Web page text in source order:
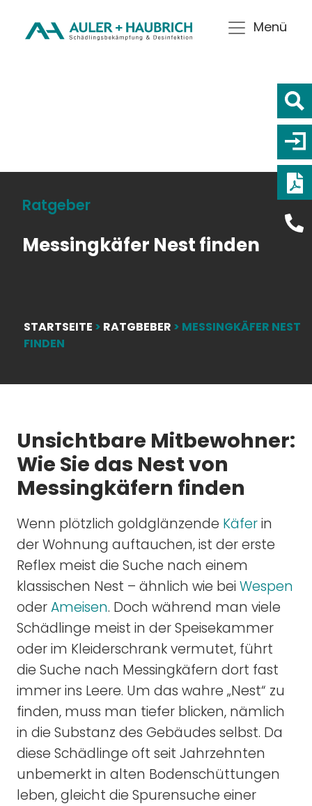
Menü
STARTSEITE > RATGBEBER > MESSINGKÄFER NEST
FINDEN
Ratgeber
Messingkäfer Nest finden
Unsichtbare Mitbewohner:
Wie Sie das Nest von
Messingkäfern finden
Wenn plötzlich goldglänzende Käferin
der Wohnung auftauchen, ist der erste
Reflex meist die Suche nach einem
klassischen Nest – ähnlich wie bei Wespen
oderAmeisen. Doch während man viele
Schädlinge meist in der Speisekammer
oder im Kleiderschrank vermutet, führt
die Suche nach Messingkäfern dort fast
immer ins Leere. Um das wahre „Nest“ zu
finden, muss man tiefer blicken, nämlich
in die Substanz des Gebäudes selbst. Da
diese Schädlinge oft seit Jahrzehnten
unbemerkt in alten Bodenschüttungen
leben, gleicht die Spurensuche einer